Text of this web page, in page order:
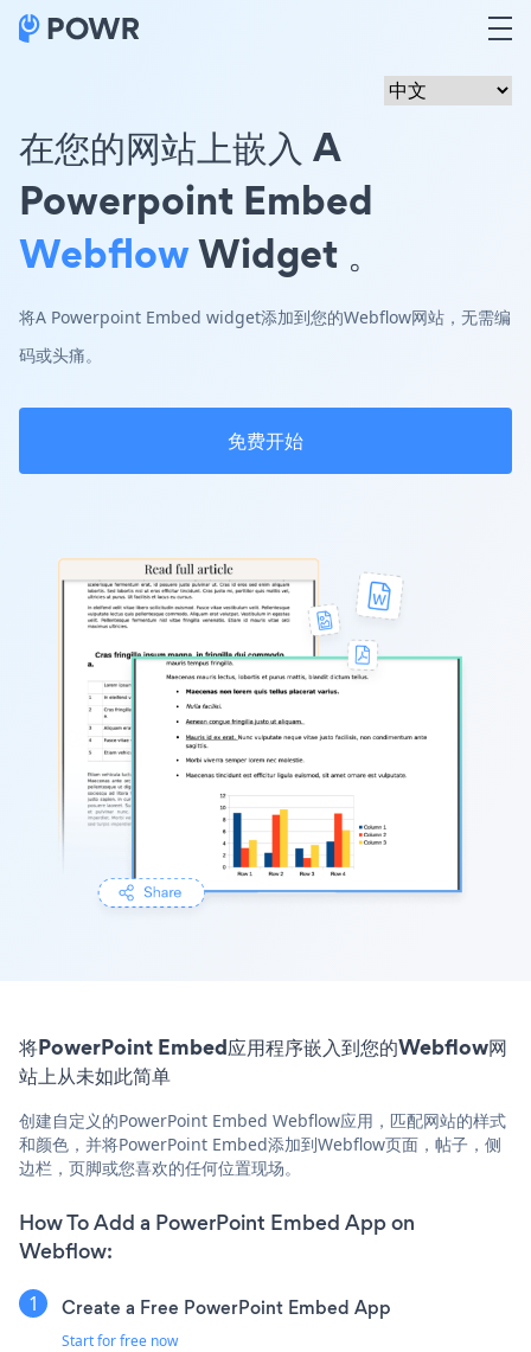
在您的网站上嵌入 A
Powerpoint Embed
WebflowWidget 。
将A Powerpoint Embed widget添加到您的Webflow网站，无需编
码或头痛。
免费开始
将PowerPoint Embed应用程序嵌入到您的Webflow网
站上从未如此简单
创建自定义的PowerPoint Embed Webflow应用，匹配网站的样式
和颜色，并将PowerPoint Embed添加到Webflow页面，帖子，侧
边栏，页脚或您喜欢的任何位置现场。
How To Add a PowerPoint Embed App on
Webflow:
Create a Free PowerPoint Embed App
Start for free now